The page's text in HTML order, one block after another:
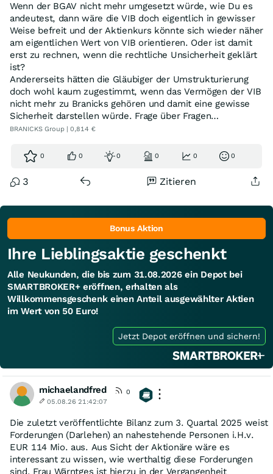
Das wird sicher rechtlich noch ganz interessant. Der
BGAV in dieser Form hat mit dem BGAV in der
ursprünglichen Form gar nichts mehr gemeinsam.
Wenn der BGAV nicht mehr umgesetzt würde, wie Du es
andeutest, dann wäre die VIB doch eigentlich in gewisser
Weise befreit und der Aktienkurs könnte sich wieder näher
am eigentlichen Wert von VIB orientieren. Oder ist damit
erst zu rechnen, wenn die rechtliche Unsicherheit geklärt
ist?
Andererseits hätten die Gläubiger der Umstrukturierung
doch wohl kaum zugestimmt, wenn das Vermögen der VIB
nicht mehr zu Branicks gehören und damit eine gewisse
Sicherheit darstellen würde. Frage über Fragen…
BRANICKS Group | 0,814 €
0 0 0 0 0 0
3 Zitieren
Bonus Aktion
Ihre Lieblingsaktie geschenkt
Alle Neukunden, die bis zum 31.08.2026 ein Depot bei
SMARTBROKER+ eröffnen, erhalten als
Willkommensgeschenk einen Anteil ausgewählter Aktien
im Wert von 50 Euro!
Jetzt Depot eröffnen und sichern!
michaelandfred
0
05.08.26 21:42:07
Die zuletzt veröffentlichte Bilanz zum 3. Quartal 2025 weist
Forderungen (Darlehen) an nahestehende Personen i.H.v.
EUR 114 Mio. aus. Aus Sicht der Aktionäre wäre es
interessant zu wissen, wie werthaltig diese Forderungen
sind. Frau Wärntges ist hierzu in der Vergangenheit